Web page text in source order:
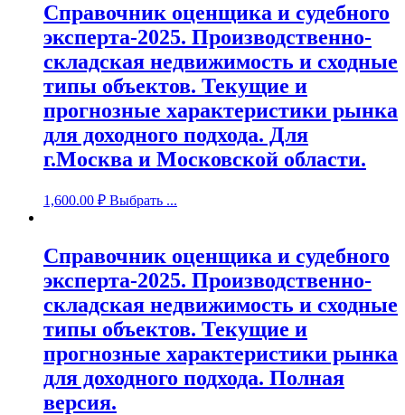
Справочник оценщика и судебного
эксперта-2025. Производственно-
складская недвижимость и сходные
типы объектов. Текущие и
прогнозные характеристики рынка
для доходного подхода. Для
г.Москва и Московской области.
1,600.00 ₽ Выбрать ...
Справочник оценщика и судебного
эксперта-2025. Производственно-
складская недвижимость и сходные
типы объектов. Текущие и
прогнозные характеристики рынка
для доходного подхода. Полная
версия.